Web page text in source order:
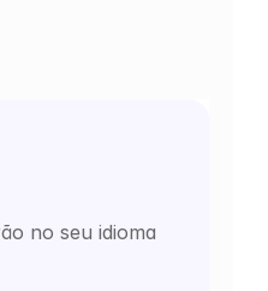
no seu idioma